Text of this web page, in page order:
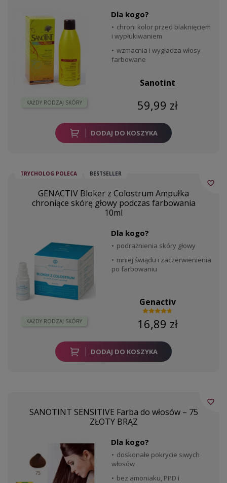
KAŻDY RODZAJ SKÓRY
Dla kogo?
chroni kolor przed blaknięciem
i wypłukiwaniem
wzmacnia i wygładza włosy
farbowane
Sanotint
59,99 zł
DODAJ DO KOSZYKA
TRYCHOLOG POLECA BESTSELLER
GENACTIV Bloker z Colostrum Ampułka
chroniące skórę głowy podczas farbowania
10ml
KAŻDY RODZAJ SKÓRY
Dla kogo?
podrażnienia skóry głowy
mniej świądu i zaczerwienienia
po farbowaniu
Genactiv
16,89 zł
DODAJ DO KOSZYKA
favorite_border
SANOTINT SENSITIVE Farba do włosów – 75
ZŁOTY BRĄZ
Dla kogo?
doskonałe pokrycie siwych
włosów
bez amoniaku, PPD i
favorite_border